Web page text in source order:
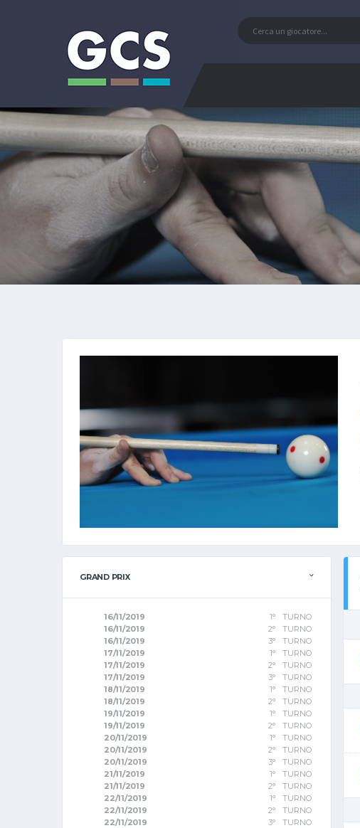
GRAND PRIX
16/11/2019
1° TURNO
16/11/2019
2° TURNO
16/11/2019
3° TURNO
17/11/2019
1° TURNO
17/11/2019
2° TURNO
17/11/2019
3° TURNO
18/11/2019
1° TURNO
18/11/2019
2° TURNO
19/11/2019
1° TURNO
19/11/2019
2° TURNO
20/11/2019
1° TURNO
20/11/2019
2° TURNO
20/11/2019
3° TURNO
21/11/2019
1° TURNO
21/11/2019
2° TURNO
22/11/2019
1° TURNO
22/11/2019
2° TURNO
22/11/2019
3° TURNO